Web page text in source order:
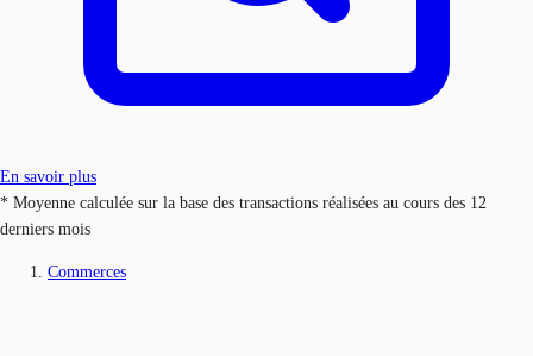
En savoir plus
* Moyenne calculée sur la base des transactions réalisées au cours des 12
derniers mois
Commerces